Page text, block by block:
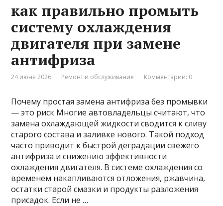
как правильно промыть
систему охлаждения
двигателя при замене
антифриза
24 июня 2026 Ремонт и обслуживание Комментарии: 0
Почему простая замена антифриза без промывки
— это риск Многие автовладельцы считают, что
замена охлаждающей жидкости сводится к сливу
старого состава и заливке нового. Такой подход
часто приводит к быстрой деградации свежего
антифриза и снижению эффективности
охлаждения двигателя. В системе охлаждения со
временем накапливаются отложения, ржавчина,
остатки старой смазки и продукты разложения
присадок. Если не …